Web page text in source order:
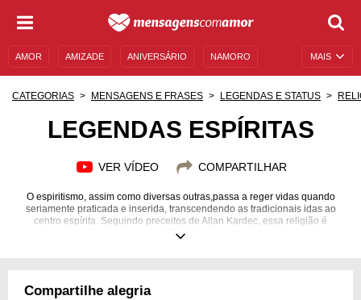
MAIS
AMOR AMIZADE ANIVERSÁRIO NAMORO
DESCULPAS
CATEGORIAS MENSAGENS E FRASES LEGENDAS E STATUS
LEGENDAS ESPÍRITAS
VER VÍDEO COMPARTILHAR
O espiritismo, assim como diversas outras,passa a reger vidas quando
seriamente praticada e inserida, transcendendo as tradicionais idas ao
centro espírita. Seguindo preceitos de Allan Kardec, essa religião é
completa e autônoma apenas no Brasil e pode ser aplicada em diversos
Confira algumas legendas espíritas e inspire seus amigos e colegas a
Compartilhe alegria